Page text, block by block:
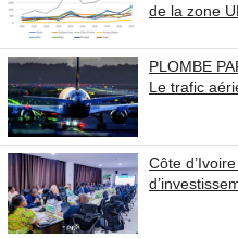
de la zone
PLOMBE
Le trafic
Côte